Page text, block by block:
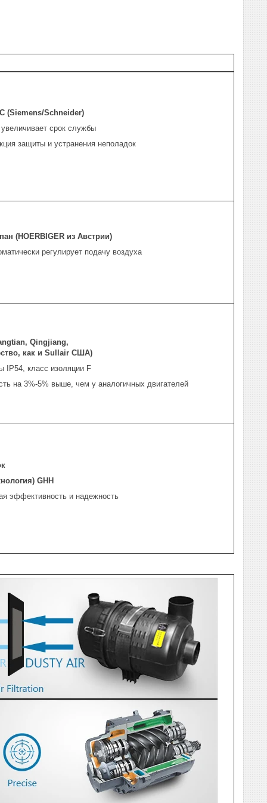
(Siemens/Schneider)
срок службы
защиты и устранения неполадок
(HOERBIGER из Австрии)
регулирует подачу воздуха
Qingjiang,
как и Sullair США)
IP54, класс изоляции F
на 3%-5% выше, чем у аналогичных двигателей
GHH
эффективность и надежность